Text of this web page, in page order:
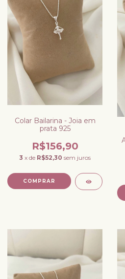
Colar Bailarina - Joia em
prata 925
R$156,90
3 x de R$52,30 sem juros